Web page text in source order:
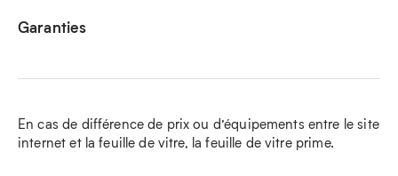
Garanties
En cas de différence de prix ou d’équipements entre le site
internet et la feuille de vitre, la feuille de vitre prime.